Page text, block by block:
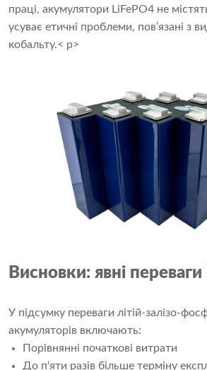
праці, акумулятори LiFePO4 не
усуває етичні проблеми, пов’язані з
кобальту.< p>
Висновки: явні
У підсумку переваги літій-залізо-
акумуляторів включають:
Порівнянні початкові витрати
До п'яти разів більше терміну